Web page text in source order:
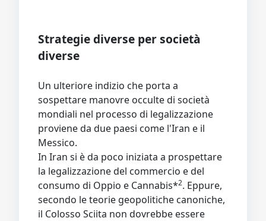
Strategie diverse per società
diverse
Un ulteriore indizio che porta a
sospettare manovre occulte di società
mondiali nel processo di legalizzazione
proviene da due paesi come l'Iran e il
Messico.
In Iran si è da poco iniziata a prospettare
la legalizzazione del commercio e del
consumo di Oppio e Cannabis*2. Eppure,
secondo le teorie geopolitiche canoniche,
il Colosso Sciita non dovrebbe essere